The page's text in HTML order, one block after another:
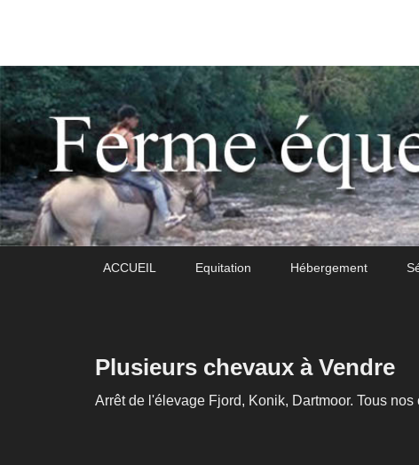
Ferme équestre de Daoudou
ACCUEIL Equitation Hébergement
Plusieurs chevaux à Vendre
Arrêt de l'élevage Fjord, Konik, Dartmoor. Tous